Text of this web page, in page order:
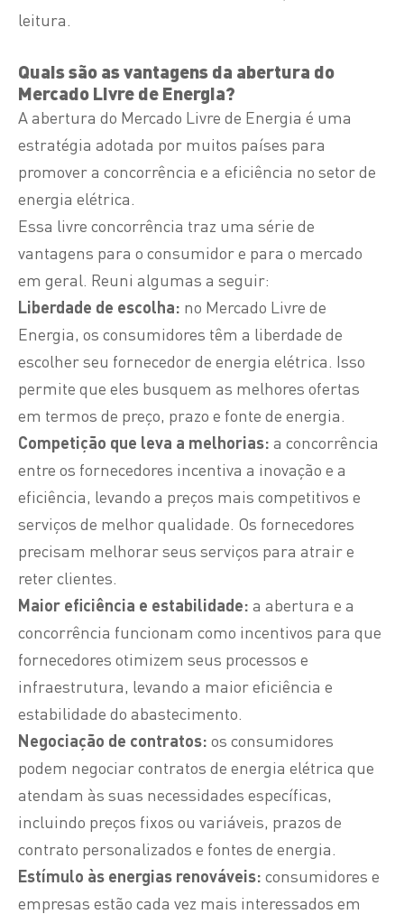
leitura.
Quais são as vantagens da abertura do
Mercado Livre de Energia?
A abertura do Mercado Livre de Energia é uma
estratégia adotada por muitos países para
promover a concorrência e a eficiência no setor de
energia elétrica.
Essa livre concorrência traz uma série de
vantagens para o consumidor e para o mercado
em geral. Reuni algumas a seguir:
Liberdade de escolha: no Mercado Livre de
Energia, os consumidores têm a liberdade de
escolher seu fornecedor de energia elétrica. Isso
permite que eles busquem as melhores ofertas
em termos de preço, prazo e fonte de energia.
Competição que leva a melhorias: a concorrência
entre os fornecedores incentiva a inovação e a
eficiência, levando a preços mais competitivos e
serviços de melhor qualidade. Os fornecedores
precisam melhorar seus serviços para atrair e
reter clientes.
Maior eficiência e estabilidade: a abertura e a
concorrência funcionam como incentivos para que
fornecedores otimizem seus processos e
infraestrutura, levando a maior eficiência e
estabilidade do abastecimento.
Negociação de contratos: os consumidores
podem negociar contratos de energia elétrica que
atendam às suas necessidades específicas,
incluindo preços fixos ou variáveis, prazos de
contrato personalizados e fontes de energia.
Estímulo às energias renováveis: consumidores e
empresas estão cada vez mais interessados em